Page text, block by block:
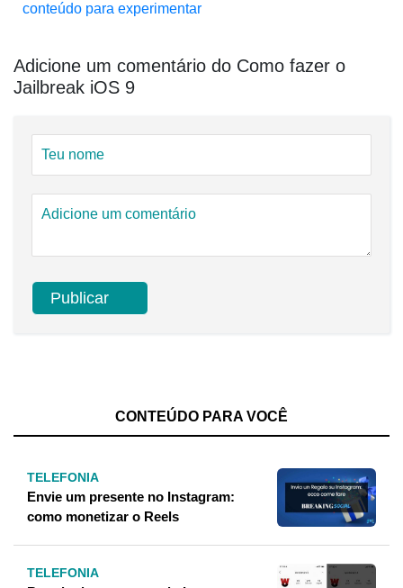
conteúdo para experimentar
Adicione um comentário do Como fazer o
Jailbreak iOS 9
CONTEÚDO PARA VOCÊ
TELEFONIA
Envie um presente no Instagram:
como monetizar o Reels
TELEFONIA